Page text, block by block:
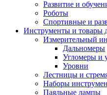
Развитие и
Роботы
Спортивные и
Инструменты и товары
Измерительный
Дальномеры
Угломеры и
Уровни
Лестницы и
Наборы
Паяльные лампы